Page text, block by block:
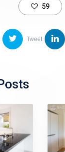
59
Tweet